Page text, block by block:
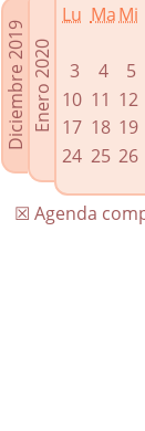
Diciembre 2019Enero 2020
Lu MaMi
3
4 5
10 11 12
17 18 19
24 25 26
☒ Agenda